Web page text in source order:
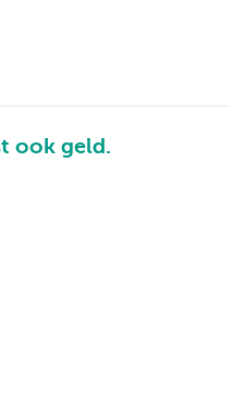
ook geld.